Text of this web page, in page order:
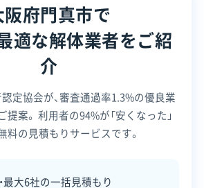
公式サイトを見る
【建設業許可​】
大阪府知事：第127242号
【産業廃棄物収集運搬業許可】
大阪府知事：第02700160069号
兵庫県知事：第02805160069号
京都府知事：第02600160069号
奈良県知事：第02900160069号
全部見る
特徴
違反歴なし 現場清掃
1998年5月
1,000万円
06-6916-7333
9:00～19:00
月・火・水・木・金・土
和歌山県、滋賀県、愛知県、岐阜
阪府門真市で
適な解体業者をご紹
介
定協会が、審査通過率1.3%の優良業
案。 利用者の94%が「安くなった」
料の見積もりサービスです。
最大6社の一括見積もり